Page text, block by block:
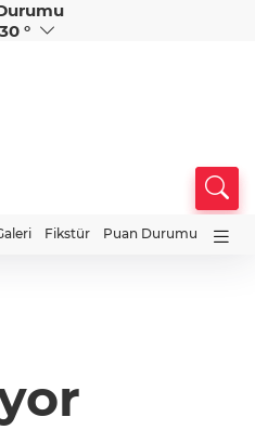
CAD
34,0293
30 °
Fikstür Puan Durumu